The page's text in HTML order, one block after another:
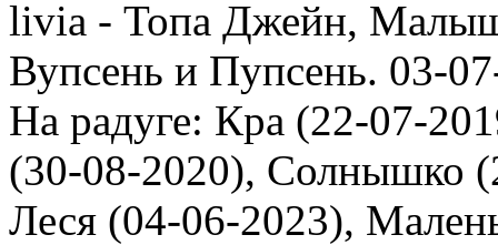
livia - Топа Джейн,
Вупсень и Пупсень. 03-
На радуге: Кра (22-07-
(30-08-2020), Солнышко
Леся (04-06-2023),